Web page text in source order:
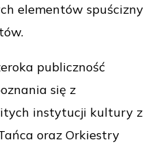
elementów spuścizny
publiczność
się z
instytucji kultury z
oraz Orkiestry